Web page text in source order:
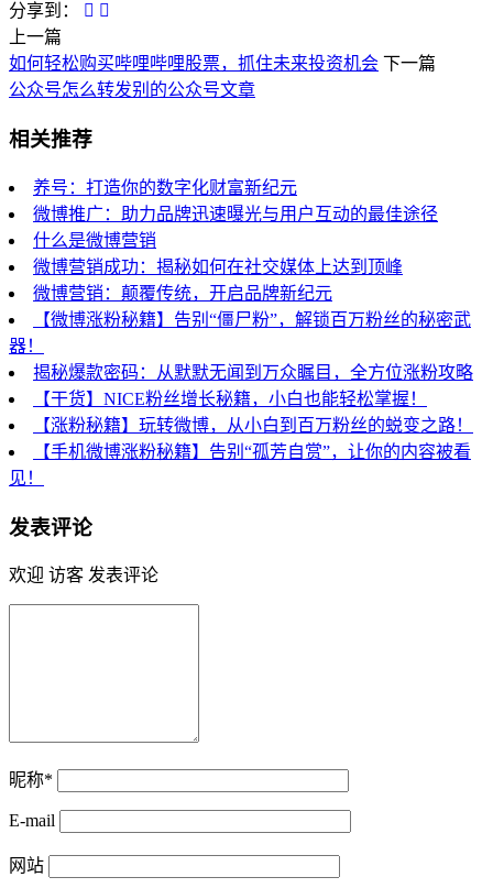
分享到：
上一篇
如何轻松购买哔哩哔哩股票，抓住未来投资机会 下一篇
公众号怎么转发别的公众号文章
相关推荐
养号：打造你的数字化财富新纪元
微博推广：助力品牌迅速曝光与用户互动的最佳途径
什么是微博营销
微博营销成功：揭秘如何在社交媒体上达到顶峰
微博营销：颠覆传统，开启品牌新纪元
【微博涨粉秘籍】告别“僵尸粉”，解锁百万粉丝的秘密武
器！
揭秘爆款密码：从默默无闻到万众瞩目，全方位涨粉攻略
【干货】NICE粉丝增长秘籍，小白也能轻松掌握！
【涨粉秘籍】玩转微博，从小白到百万粉丝的蜕变之路！
【手机微博涨粉秘籍】告别“孤芳自赏”，让你的内容被看
见！
发表评论
欢迎 访客 发表评论
昵称*
E-mail
网站